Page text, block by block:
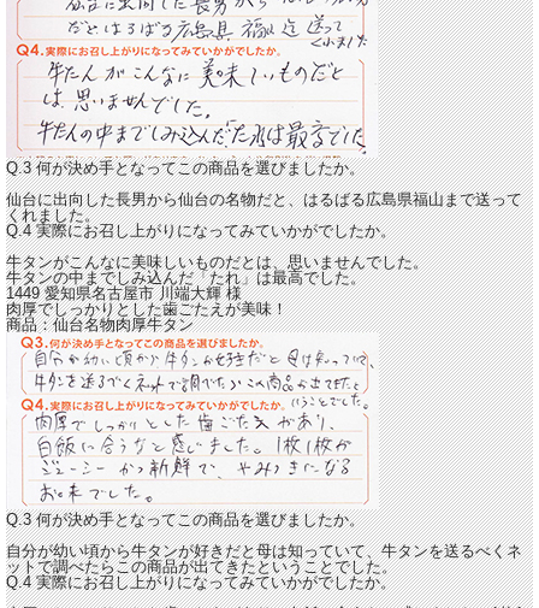
Q.3 何が決め手となってこの商品を選びましたか。
仙台に出向した長男から仙台の名物だと、はるばる広島県福山まで送って
くれました。
Q.4 実際にお召し上がりになってみていかがでしたか。
牛タンがこんなに美味しいものだとは、思いませんでした。
牛タンの中までしみ込んだ「たれ」は最高でした。
1449 愛知県名古屋市川端大輝様
肉厚でしっかりとした歯ごたえが美味！
商品：仙台名物肉厚牛タン
Q.3 何が決め手となってこの商品を選びましたか。
自分が幼い頃から牛タンが好きだと母は知っていて、牛タンを送るべくネ
ットで調べたらこの商品が出てきたということでした。
Q.4 実際にお召し上がりになってみていかがでしたか。